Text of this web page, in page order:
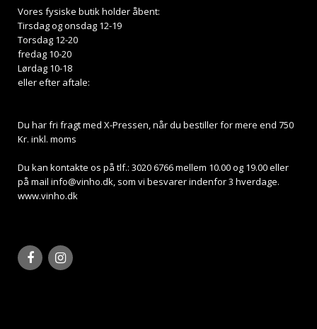
Vores fysiske butik holder åbent:
Tirsdag og onsdag 12-19
Torsdag 12-20
fredag 10-20
Lørdag 10-18
eller efter aftale:
Du har fri fragt med X-Pressen, når du bestiller for mere end 750
Kr. inkl. moms
Du kan kontakte os på tlf.: 3020 6766 mellem 10.00 og 19.00 eller
på mailinfo@vinho.dk, som vi besvarer indenfor 3 hverdage.
www.vinho.dk